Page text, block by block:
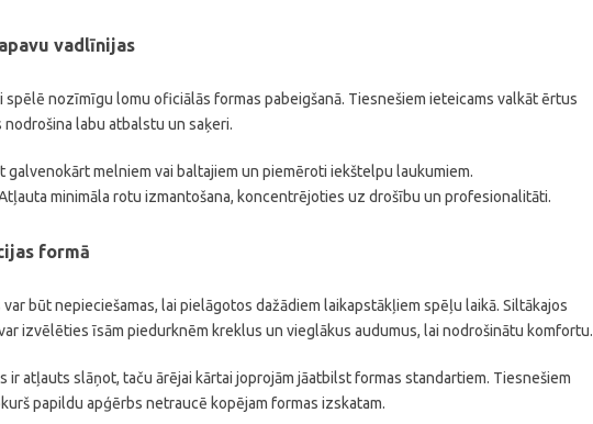
vadlīnijas
spēlē nozīmīgu lomu oficiālās formas pabeigšanā. Tiesnešiem ieteicams valkāt ērtus
nodrošina labu atbalstu un saķeri.
galvenokārt melniem vai baltajiem un piemēroti iekštelpu laukumiem.
minimāla rotu izmantošana, koncentrējoties uz drošību un profesionalitāti.
formā
var būt nepieciešamas, lai pielāgotos dažādiem laikapstākļiem spēļu laikā. Siltākajos
izvēlēties īsām piedurknēm kreklus un vieglākus audumus, lai nodrošinātu komfortu.
ir atļauts slāņot, taču ārējai kārtai joprojām jāatbilst formas standartiem. Tiesnešiem
papildu apģērbs netraucē kopējam formas izskatam.